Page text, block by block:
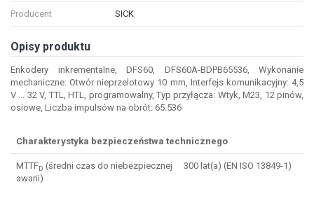
Producent SICK
Opisy produktu
Enkodery inkrementalne, DFS60, DFS60A-BDPB65536, Wykonanie
mechaniczne: Otwór nieprzelotowy 10 mm, Interfejs komunikacyjny: 4,5
V ... 32 V, TTL, HTL, programowalny, Typ przyłącza: Wtyk, M23, 12 pinów,
osiowe, Liczba impulsów na obrót: 65.536
Charakterystyka bezpieczeństwa technicznego
MTTFD (średni czas do niebezpiecznej
awarii)
300 lat(a) (EN ISO 13849-1)